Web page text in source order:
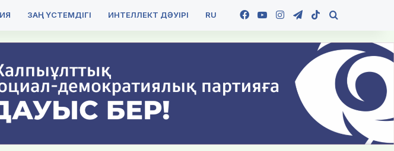
ЗАҢ ҮСТЕМДІГІ ИНТЕЛЛЕКТ ДӘУІРІ RU Facebook
YouTubeInstagramTelegram
TikTok